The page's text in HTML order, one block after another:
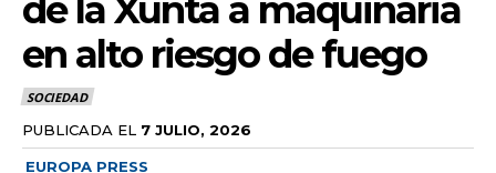
de la Xunta a maquinaria
en alto riesgo de fuego
SOCIEDAD
PUBLICADA EL 7 JULIO, 2026
EUROPA PRESS